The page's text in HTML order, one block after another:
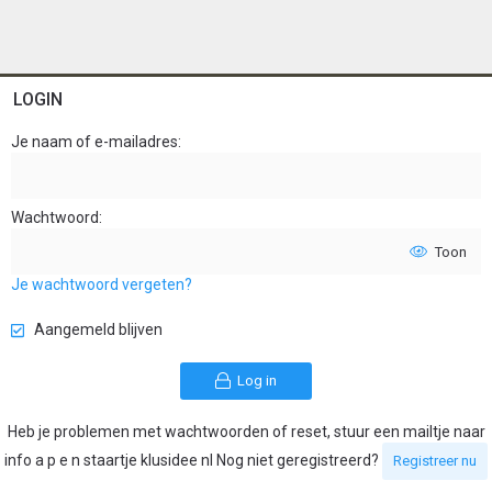
LOGIN
Je naam of e-mailadres
Wachtwoord
Toon
Je wachtwoord vergeten?
Aangemeld blijven
Log in
Heb je problemen met wachtwoorden of reset, stuur een mailtje naar
info a p e n staartje klusidee nl Nog niet geregistreerd?
Registreer nu